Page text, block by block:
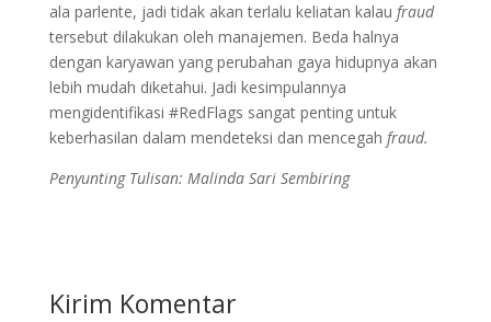
ala parlente, jadi tidak akan terlalu keliatan kalau fraud
tersebut dilakukan oleh manajemen. Beda halnya
dengan karyawan yang perubahan gaya hidupnya akan
lebih mudah diketahui. Jadi kesimpulannya
mengidentifikasi #RedFlags sangat penting untuk
keberhasilan dalam mendeteksi dan mencegah fraud.
Penyunting Tulisan: Malinda Sari Sembiring
Kirim Komentar